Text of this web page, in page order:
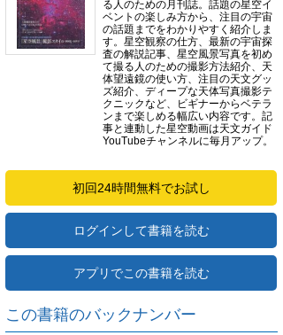
る人のための月刊誌。話題の星空イ
ベントの楽しみ方から、注目の宇宙
の話題までをわかりやすく紹介しま
す。星空観察の仕方、最新の宇宙探
査の解説記事、星空風景写真を初め
て撮る人のための撮影方法紹介、天
体望遠鏡の使い方、注目の天文グッ
ズ紹介、ディープな天体写真撮影テ
クニックなど、ビギナーからベテラ
ンまで楽しめる幅広い内容です。記
事と連動した星空動画は天文ガイド
YouTubeチャンネルに毎月アップ。
初回24時間無料でお試し
ログインして書籍を読む
アプリでこの書籍を読む
この書籍のバックナンバー